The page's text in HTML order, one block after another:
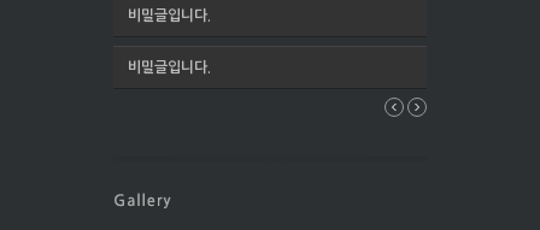
비밀글입니다.
비밀글입니다.